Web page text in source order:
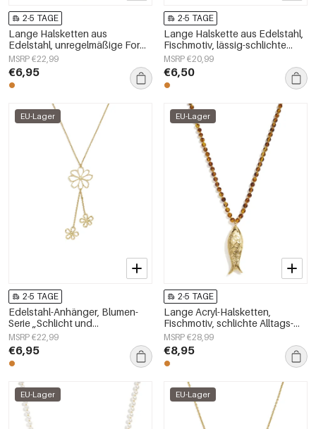
2-5 TAGE
Lange Halsketten aus
Edelstahl, unregelmäßige Form,
schlichte Alltags-Serie,
Damenschmuck
MSRP €22,99
€6,95
2-5 TAGE
Lange Halskette aus Edelstahl,
Fischmotiv, lässig-schlichte
Serie, Damenschmuck
MSRP €20,99
€6,50
EU-Lager
2-5 TAGE
Edelstahl-Anhänger, Blumen-
Serie „Schlicht und
alltagstauglich“,
Damenschmuck
MSRP €22,99
€6,95
EU-Lager
2-5 TAGE
Lange Acryl-Halsketten,
Fischmotiv, schlichte Alltags-
Serie, Damenschmuck
MSRP €28,99
€8,95
EU-Lager EU-Lager